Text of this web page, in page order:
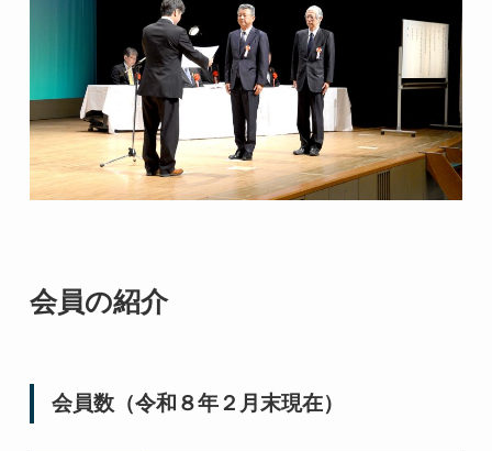
会員の紹介
会員数（令和８年２月末現在）